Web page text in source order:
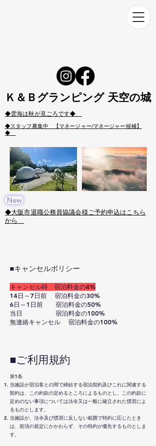
​◆スタッフ募集中 【マネージャー/マネージャー候補】
◆
​◆雲海は秋が見ごろです◆
​◆大阪市退職公務員協議会様ご予約申込はこちら
から
New
Ｋ＆Ｂグランピング 天空の城
​■キャンセルポリシー
キャンセル時 宿泊料金の4%
14日～7日前 宿泊料金の30%
6日～1日前 宿泊料金の50%
当日 宿泊料金の100%
無連絡キャンセル 宿泊料金の100%
■ご利用規約
第1条
当施設が宿泊客との間で締結する宿泊契約及びこれに関連する
契約は、この約款の定めるところによるものとし、この約款に
定めのない事項については法令又は一般に確立された慣習によ
るものとします。
当施設が、法令及び慣習に反しない範囲で特約に応じたとき
は、前項の規定にかかわらず、その特約が優先するものとしま
す。